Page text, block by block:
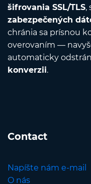
šifrovania SSL/TLS,
zabezpečených
chránia sa prísnou
overovaním —
automaticky
konverzii.
Contact
Napíšte nám e-mail
O nás